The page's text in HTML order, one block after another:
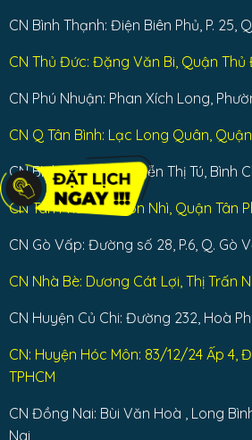
CN Bình Thạnh: Điện Biên Phủ, P. 25,
CN Thủ Đức: Đặng Văn Bi, Quận Thủ
CN Phú Nhuận: Phan Xích Long,
CN Q Tân Bình: Lạc Long Quân, Quận
CN Bình Chánh: Nguyễn Thị Tú, Bình
CN Tân Phú : Tân Sơn Nhì, Quận Tân
CN Gò Vấp: Đường số 28, P.6, Q. Gò
CN Nhà Bè: Dương Cát Lợi, Thị Trấn
CN Huyện Củ Chi: Đường 232, Hoà
CN: Huyện Hóc Môn: 83/12/24 Ấp 4,
TPHCM
CN Đồng Nai: Bùi Văn Hoà , Long
Nai